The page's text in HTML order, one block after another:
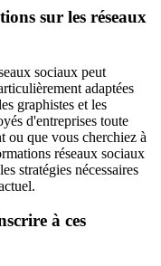
sur les réseaux
sociaux peut
adaptées
graphistes et les
d'entreprises toute
ou que vous cherchiez à
réseaux sociaux
stratégies nécessaires
à ces